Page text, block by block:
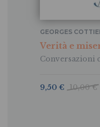
Verità e
Conversazioni
GEORGES
GARRIGUES
10,00 €
9,50 €